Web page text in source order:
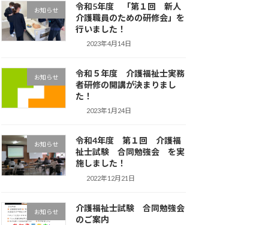
お知らせ
令和5年度 「第１回 新人
介護職員のための研修会」を
行いました！
2023年4月14日
お知らせ
令和５年度 介護福祉士実務
者研修の開講が決まりまし
た！
2023年1月24日
お知らせ
令和4年度 第１回 介護福
祉士試験 合同勉強会 を実
施しました！
2022年12月21日
お知らせ
介護福祉士試験 合同勉強会
のご案内